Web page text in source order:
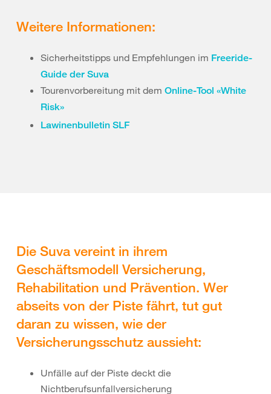
Weitere Informationen:
Sicherheitstipps und Empfehlungen im Freeride-
Guide der Suva
Tourenvorbereitung mit dem Online-Tool «White
Risk»
Lawinenbulletin SLF
Die Suva vereint in ihrem
Geschäftsmodell Versicherung,
Rehabilitation und Prävention. Wer
abseits von der Piste fährt, tut gut
daran zu wissen, wie der
Versicherungsschutz aussieht:
Unfälle auf der Piste deckt die
Nichtberufsunfallversicherung